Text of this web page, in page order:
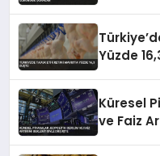
Yüzde
Küresel
ve Faiz